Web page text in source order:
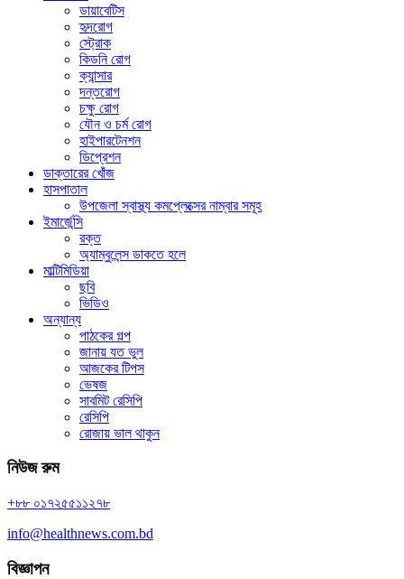
ডায়াবেটিস
হৃদরোগ
স্ট্রোক
কিডনি রোগ
ক্যান্সার
দন্তরোগ
চক্ষু রোগ
যৌন ও চর্ম রোগ
হাইপারটেনশন
ডিপ্রেশন
ডাক্তারের খোঁজ
হাসপাতাল
উপজেলা স্বাস্থ্য কমপ্লেক্সের নাম্বার সমূহ
ইমার্জেন্সি
রক্ত
অ্যাম্বুলেন্স ডাকতে হলে
মাল্টিমিডিয়া
ছবি
ভিডিও
অন্যান্য
পাঠকের গল্প
জানায় যত ভুল
আজকের টিপস
ভেষজ
সাবমিট রেসিপি
রেসিপি
রোজায় ভাল থাকুন
নিউজ রুম
+৮৮ ০১৭২৫৫১১২৭৮
info@healthnews.com.bd
বিজ্ঞাপন